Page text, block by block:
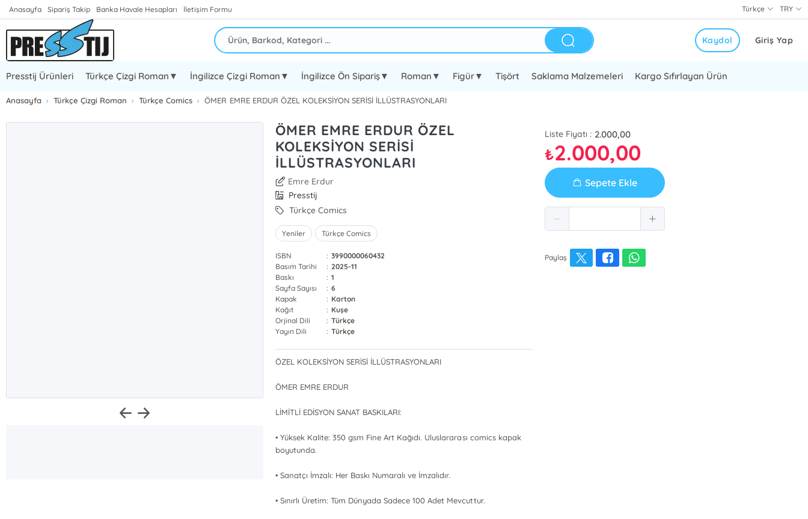
Anasayfa Sipariş Takip Banka Havale Hesapları İletişim Formu TRY
Türkçe
Giriş Yap
Kaydol
Presstij Ürünleri Türkçe Çizgi Roman▼ İngilizce Çizgi Roman▼ İngilizce Ön Sipariş▼ Roman▼ Figür▼ Tişört Saklama Malzemeleri Kargo Sıfırlayan Ürün
Anasayfa Türkçe Çizgi Roman Türkçe Comics ÖMER EMRE ERDUR ÖZEL KOLEKSİYON SERİSİ İLLÜSTRASYONLARI
ÖMER EMRE ERDUR ÖZEL
KOLEKSİYON SERİSİ
İLLÜSTRASYONLARI
Emre Erdur
Presstij
Türkçe Comics
Yeniler Türkçe Comics
ISBN : 3990000060432
Basım Tarihi
: 2025-11
Baskı
: 1
Sayfa Sayısı
: 6
Kapak
: Karton
Kağıt
: Kuşe
Orjinal Dili
: Türkçe
Yayın Dili
: Türkçe
ÖZEL KOLEKSİYON SERİSİ İLLÜSTRASYONLARI
ÖMER EMRE ERDUR
LİMİTLİ EDİSYON SANAT BASKILARI:
• Yüksek Kalite: 350 gsm Fine Art Kağıdı. Uluslararası comics kapak
boyutunda.
• Sanatçı İmzalı: Her Baskı Numaralı ve İmzalıdır.
• Sınırlı Üretim: Tüm Dünyada Sadece 100 Adet Mevcuttur.
Liste Fiyatı : 2.000,00
₺2.000,00
Sepete Ekle
Paylaş